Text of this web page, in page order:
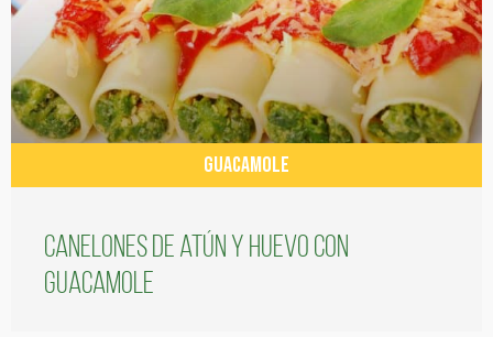
GUACAMOLE
Canelones de atún y huevo con
guacamole